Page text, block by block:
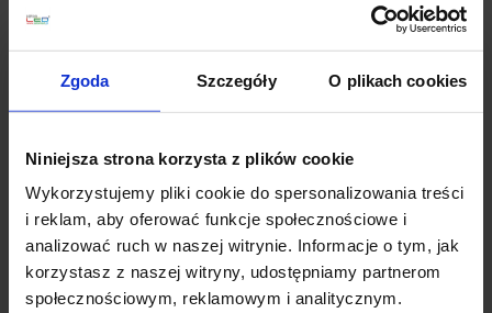
Zgoda Szczegóły O plikach cookies
Niniejsza strona korzysta z plików cookie
Wykorzystujemy pliki cookie do spersonalizowania treści
i reklam, aby oferować funkcje społecznościowe i
analizować ruch w naszej witrynie. Informacje o tym, jak
korzystasz z naszej witryny, udostępniamy partnerom
społecznościowym, reklamowym i analitycznym.
Zobacz także